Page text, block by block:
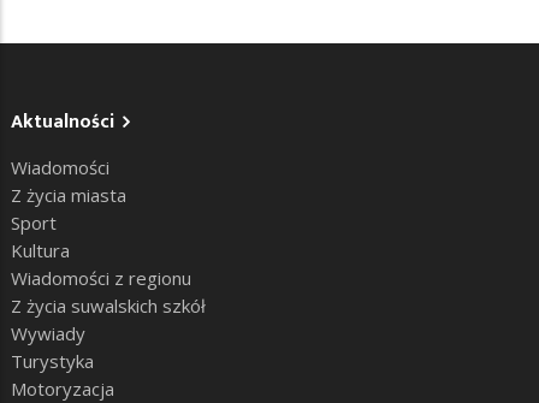
Aktualności
Wiadomości
Z życia miasta
Sport
Kultura
Wiadomości z regionu
Z życia suwalskich szkół
Wywiady
Turystyka
Motoryzacja